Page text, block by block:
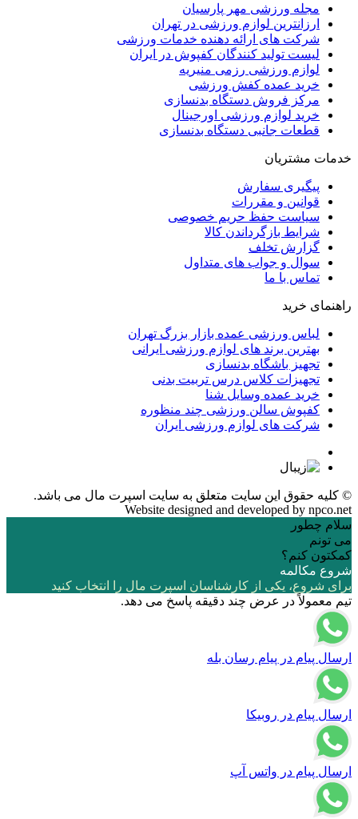
مجله ورزشی مهر پارسیان
ارزانترین لوازم ورزشی در تهران
شرکت های ارائه دهنده خدمات ورزشی
لیست تولید کنندگان کفپوش در ایران
لوازم ورزشی رزمی منیریه
خرید عمده کفش ورزشی
مرکز فروش دستگاه بدنسازی
خرید لوازم ورزشی اورجینال
قطعات جانبی دستگاه بدنسازی
خدمات مشتریان
پیگیری سفارش
قوانین و مقررات
سیاست حفظ حریم خصوصی
شرایط بازگرداندن کالا
گزارش تخلف
سوال و جواب های متداول
تماس با ما
راهنمای خرید
لباس ورزشی عمده بازار بزرگ تهران
بهترین برند های لوازم ورزشی ایرانی
تجهیز باشگاه بدنسازی
تجهیزات کلاس درس تربیت بدنی
خرید عمده وسایل شنا
کفپوش سالن ورزشی چند منظوره
شرکت های لوازم ورزشی ایران
© کلیه حقوق این سایت متعلق به سایت اسپرت مال می باشد.
Website designed and developed by npco.net
سلام چطور
می تونم
کمکتون کنم؟
شروع مکالمه
برای شروع، یکی از کارشناسان اسپرت مال را انتخاب کنید
تیم معمولاً در عرض چند دقیقه پاسخ می دهد.
ارسال پیام در پیام رسان بله
ارسال پیام در روبیکا
ارسال پیام در واتس آپ